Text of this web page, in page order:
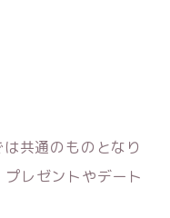
共通のものとなり
レゼントやデート